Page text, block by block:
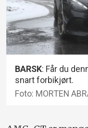
BARSK: Får du
snart forbikjørt.
Foto: MORTEN